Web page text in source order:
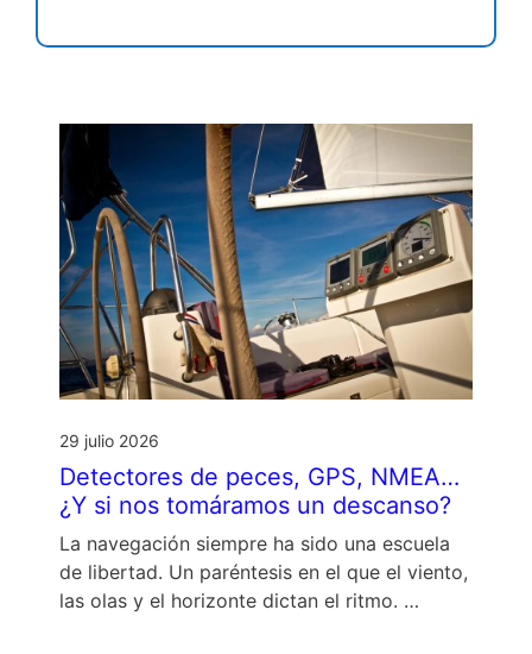
29 julio 2026
Detectores de peces, GPS, NMEA…
¿Y si nos tomáramos un descanso?
La navegación siempre ha sido una escuela
de libertad. Un paréntesis en el que el viento,
las olas y el horizonte dictan el ritmo. …